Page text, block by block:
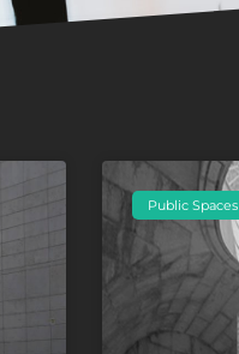
Public Spaces